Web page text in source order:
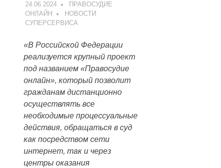
24.06.2024
ПРАВОСУДИЕ
ОНЛАЙН
НОВОСТИ
СУПЕРСЕРВИСА
«В Российской Федерации
реализуется крупный проект
под названием «Правосудие
онлайн», который позволит
гражданам дистанционно
осуществлять все
необходимые процессуальные
действия, обращаться в суд
как посредством сети
интернет, так и через
центры оказания